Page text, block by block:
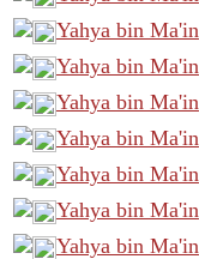
Yahya bin Ma'in
Yahya bin Ma'in
Yahya bin Ma'in
Yahya bin Ma'in
Yahya bin Ma'in
Yahya bin Ma'in
Yahya bin Ma'in